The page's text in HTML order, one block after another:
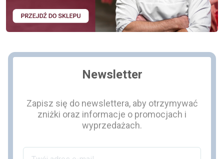
Newsletter
Zapisz się do newslettera, aby otrzymywać
zniżki oraz informacje o promocjach i
wyprzedażach.